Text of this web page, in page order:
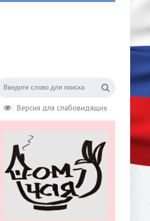
Версия для слабовидящих